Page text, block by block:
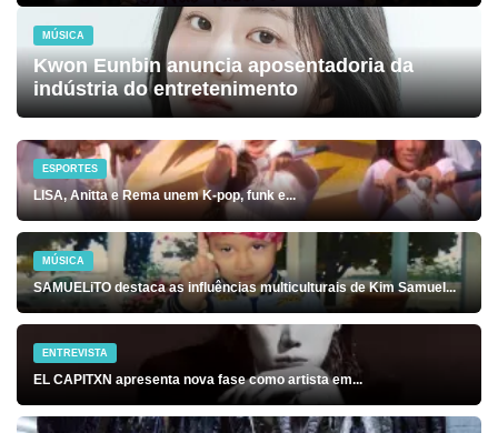
MÚSICA
Kwon Eunbin anuncia aposentadoria da
indústria do entretenimento
ESPORTES
LISA, Anitta e Rema unem K-pop, funk e...
MÚSICA
SAMUELiTO destaca as influências multiculturais de Kim Samuel...
ENTREVISTA
EL CAPITXN apresenta nova fase como artista em...